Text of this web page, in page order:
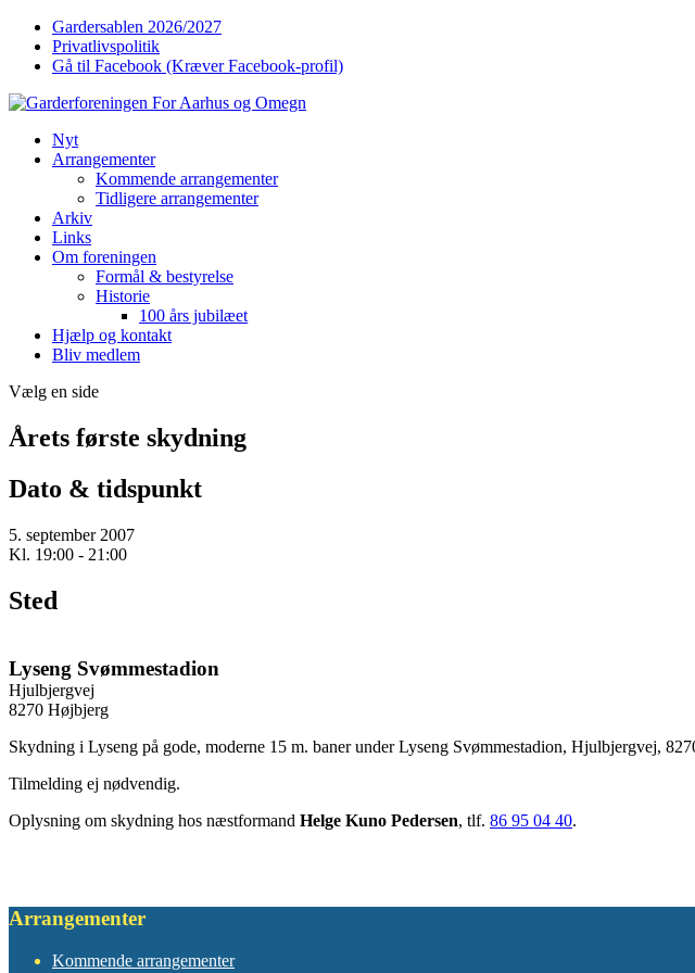
Gardersablen 2026/2027
Privatlivspolitik
Gå til Facebook (Kræver Facebook-profil)
Nyt
Arrangementer
Kommende arrangementer
Tidligere arrangementer
Arkiv
Links
Om foreningen
Formål & bestyrelse
Historie
100 års jubilæet
Hjælp og kontakt
Bliv medlem
Vælg en side
Årets første skydning
Dato & tidspunkt
5. september 2007
Kl. 19:00 - 21:00
Sted
Lyseng Svømmestadion
Hjulbjergvej
8270 Højbjerg
Skydning i Lyseng på gode, moderne 15 m. baner under Lyseng Svømmestadion, Hjulbjergvej,
Tilmelding ej nødvendig.
Oplysning om skydning hos næstformand Helge Kuno Pedersen, tlf. 86 95 04 40.
Arrangementer
Kommende arrangementer